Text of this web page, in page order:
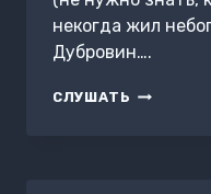
некогда жил
Дубровин….
СЛУШАТЬ ПЕРСТЕНЬ